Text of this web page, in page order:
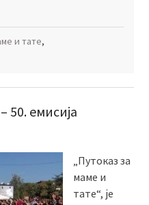
и тате,
50. емисија
„Путоказ за
маме и
тате“, је